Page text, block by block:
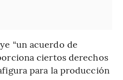
“un acuerdo de
ciertos derechos
para la producción